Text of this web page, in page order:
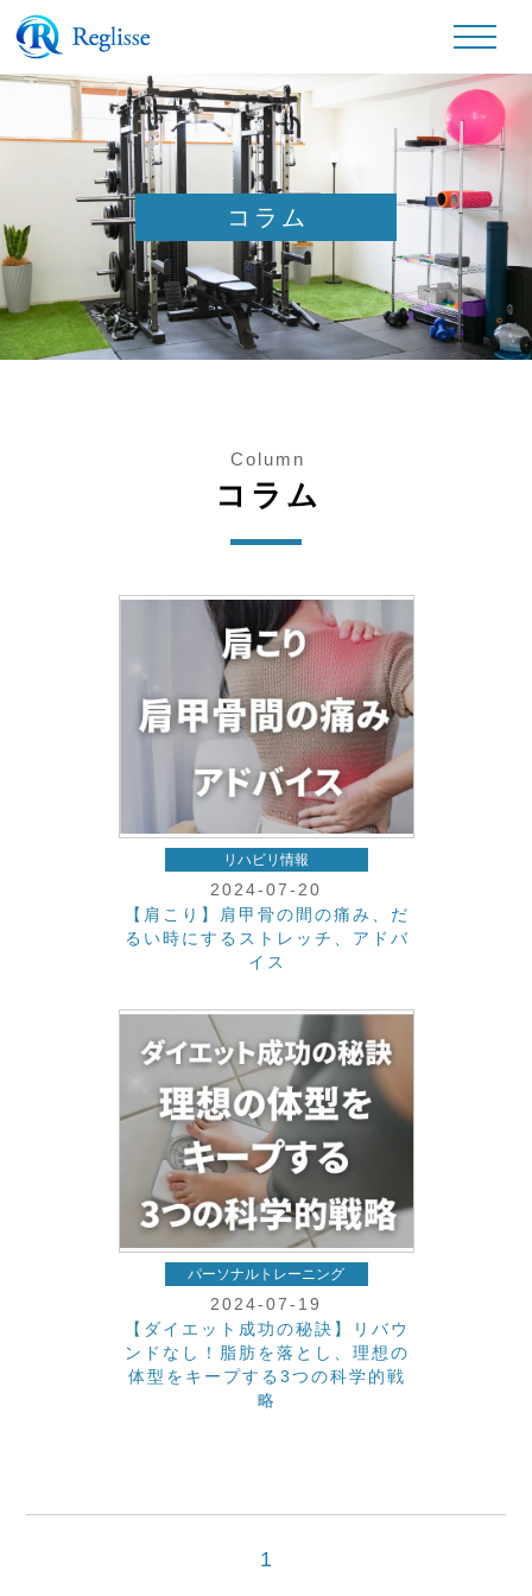
コラム
Column
コラム
リハビリ情報
2024-07-20
【肩こり】肩甲骨の間の痛み、だ
るい時にするストレッチ、アドバ
イス
パーソナルトレーニング
2024-07-19
【ダイエット成功の秘訣】リバウ
ンドなし！脂肪を落とし、理想の
体型をキープする3つの科学的戦
略
1